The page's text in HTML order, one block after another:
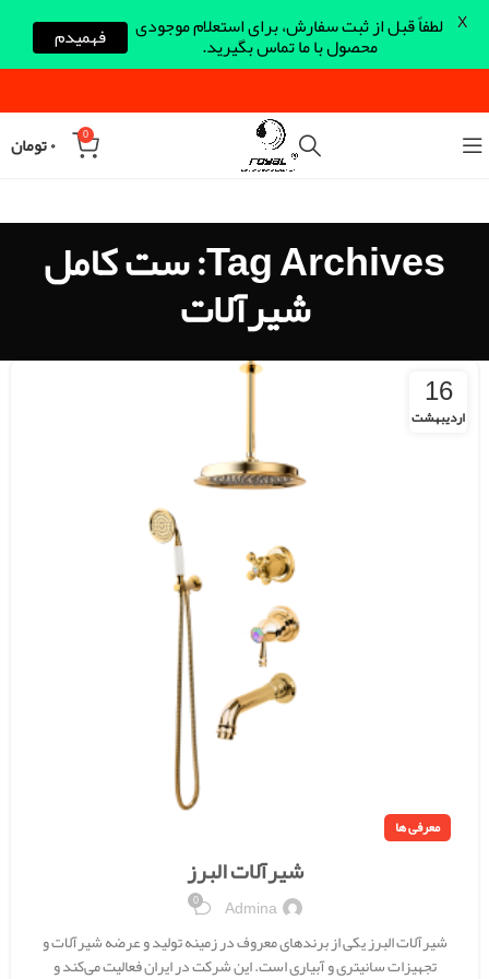
0 ۰تومان
Tag Archives: ست کامل
شیرآلات
16
اردیبهشت
معرفی ها
شیرآلات البرز
Admina
0
شیرآلات البرز یکی از برندهای معروف در زمینه تولید و عرضه شیرآلات و
تجهیزات سانیتری و آبیاری است. این شرکت در ایران فعالیت می‌کند و
لطفاً قبل از ثبت سفارش، برای استعلام موجودی
محصول با ما تماس بگیرید. فهمیدم X